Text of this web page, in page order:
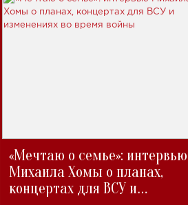
«Мечтаю о семье»: интервью
Михаила Хомы о планах,
концертах для ВСУ и